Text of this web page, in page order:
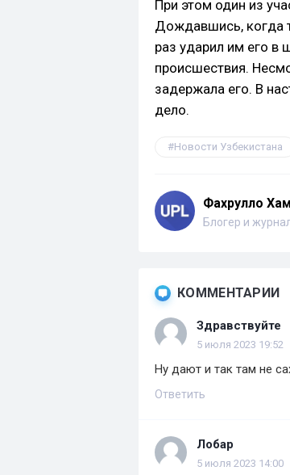
При этом один из
Дождавшись, когда
раз ударил им его в
происшествия.
задержала его. В
дело.
Новости Узбекистана
Фахрулло
Блогер и
КОММЕНТАРИИ
Здравствуйте
5 июля 2023 19:52
Ну дают и так там не
Ответить
Лобар
5 июля 2023 14:00